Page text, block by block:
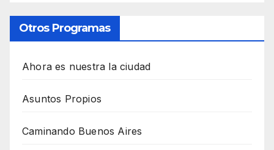
Otros Programas
Ahora es nuestra la ciudad
Asuntos Propios
Caminando Buenos Aires